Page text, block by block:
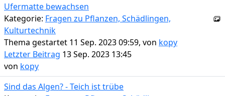
Ufermatte bewachsen
Kategorie: Fragen zu Pflanzen, Schädlingen,
Kulturtechnik
Thema gestartet 11 Sep. 2023 09:59, von kopy
Letzter Beitrag 13 Sep. 2023 13:45
von kopy
Sind das Algen? - Teich ist trübe